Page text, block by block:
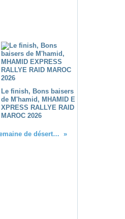
Le finish, Bons baisers
de M'hamid, MHAMID E
XPRESS RALLYE RAID
MAROC 2026
C'est parti pour une semaine de désert. rallye raid maroc